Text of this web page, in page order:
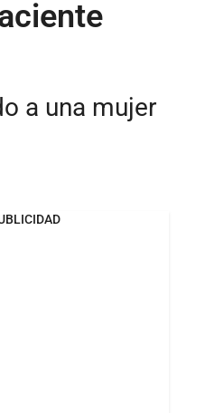
a una mujer